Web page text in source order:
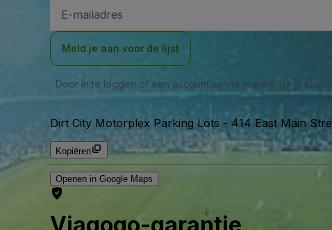
mailadres
Meld je aan voor de lijst
Door in te loggen of een account aan te maken, ga je
Dirt City Motorplex Parking Lots - 414 East Main
Kopiëren
Openen in Google Maps
Viagogo-garantie